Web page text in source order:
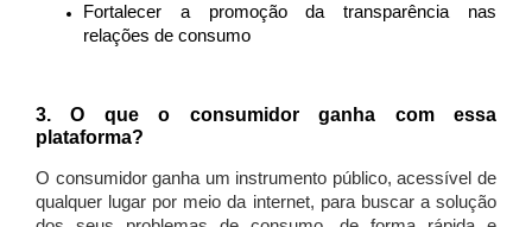
Fortalecer a promoção da transparência nas
relações de consumo
3. O que o consumidor ganha com essa
plataforma?
O consumidor ganha um instrumento público, acessível de
qualquer lugar por meio da internet, para buscar a solução